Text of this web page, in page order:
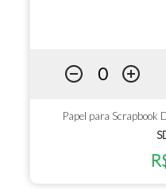
Papel para Scrapbook